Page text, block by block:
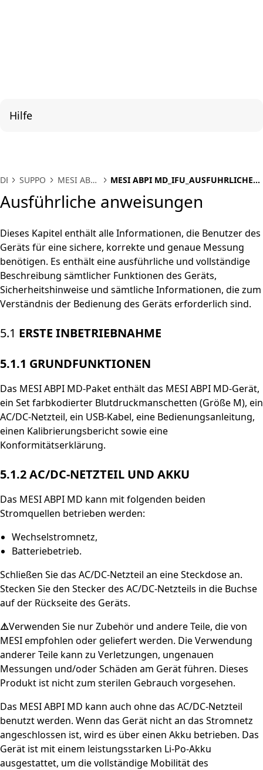
Hilfe
DE SUPPORT MESI ABPI
MESI ABPI MD_IFU_AUSFUHRLICHE
Ausführliche anweisungen
Dieses Kapitel enthält alle Informationen, die Benutzer des
Geräts für eine sichere, korrekte und genaue Messung
benötigen. Es enthält eine ausführliche und vollständige
Beschreibung sämtlicher Funktionen des Geräts,
Sicherheitshinweise und sämtliche Informationen, die zum
Verständnis der Bedienung des Geräts erforderlich sind.
5.1 ERSTE INBETRIEBNAHME
5.1.1 GRUNDFUNKTIONEN
Das MESI ABPI MD-Paket enthält das MESI ABPI MD-Gerät,
ein Set farbkodierter Blutdruckmanschetten (Größe M), ein
AC/DC-Netzteil, ein USB-Kabel, eine Bedienungsanleitung,
einen Kalibrierungsbericht sowie eine
Konformitätserklärung.
5.1.2AC/DC-NETZTEIL UND AKKU
Das MESI ABPI MD kann mit folgenden beiden
Stromquellen betrieben werden:
Wechselstromnetz,
Batteriebetrieb.
Schließen Sie das AC/DC-Netzteil an eine Steckdose an.
Stecken Sie den Stecker des AC/DC-Netzteils in die Buchse
auf der Rückseite des Geräts.
⚠️Verwenden Sie nur Zubehör und andere Teile, die von
MESI empfohlen oder geliefert werden. Die Verwendung
anderer Teile kann zu Verletzungen, ungenauen
Messungen und/oder Schäden am Gerät führen. Dieses
Produkt ist nicht zum sterilen Gebrauch vorgesehen.
Das MESI ABPI MD kann auch ohne das AC/DC-Netzteil
benutzt werden. Wenn das Gerät nicht an das Stromnetz
angeschlossen ist, wird es über einen Akku betrieben. Das
Gerät ist mit einem leistungsstarken Li-Po-Akku
ausgestattet, um die vollständige Mobilität des